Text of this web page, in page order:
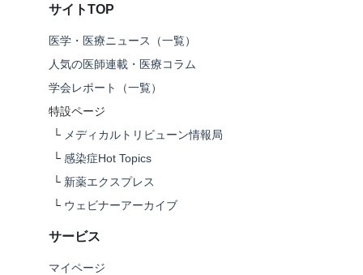
サイトTOP
医学・医療ニュース（一覧）
人気の医師連載・医療コラム
学会レポート（一覧）
特設ページ
└ メディカルトリビューン情報局
└ 感染症Hot Topics
└ 新薬エクスプレス
└ ウェビナーアーカイブ
サービス
マイページ